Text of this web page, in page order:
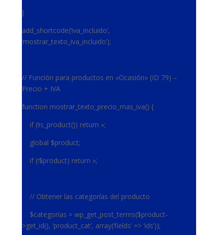
}
add_shortcode(‘iva_incluido’,
‘mostrar_texto_iva_incluido’);
// Función para productos en «Ocasión» (ID 79) –
Precio + IVA
function mostrar_texto_precio_mas_iva() {
if (!is_product()) return »;
global $product;
if (!$product) return »;
// Obtener las categorías del producto
$categorias = wp_get_post_terms($product-
>get_id(), ‘product_cat’, array(‘fields’ => ‘ids’));